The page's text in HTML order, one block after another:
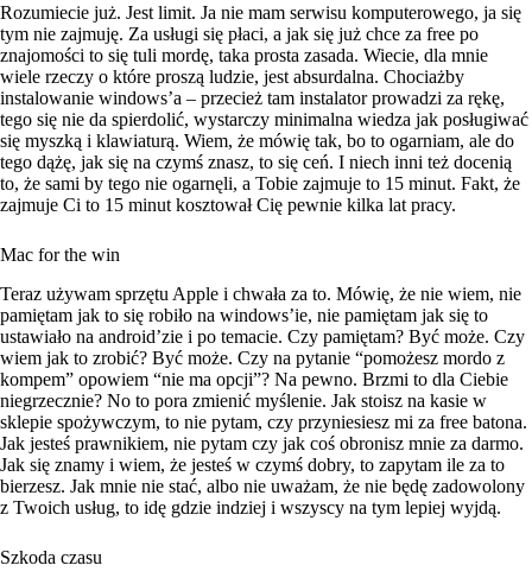
Rozumiecie już. Jest limit. Ja nie mam serwisu komputerowego, ja się
tym nie zajmuję. Za usługi się płaci, a jak się już chce za free po
znajomości to się tuli mordę, taka prosta zasada. Wiecie, dla mnie
wiele rzeczy o które proszą ludzie, jest absurdalna. Chociażby
instalowanie windows’a – przecież tam instalator prowadzi za rękę,
tego się nie da spierdolić, wystarczy minimalna wiedza jak posługiwać
się myszką i klawiaturą. Wiem, że mówię tak, bo to ogarniam, ale do
tego dążę, jak się na czymś znasz, to się ceń. I niech inni też docenią
to, że sami by tego nie ogarnęli, a Tobie zajmuje to 15 minut. Fakt, że
zajmuje Ci to 15 minut kosztował Cię pewnie kilka lat pracy.
Mac for the win
Teraz używam sprzętu Apple i chwała za to. Mówię, że nie wiem, nie
pamiętam jak to się robiło na windows’ie, nie pamiętam jak się to
ustawiało na android’zie i po temacie. Czy pamiętam? Być może. Czy
wiem jak to zrobić? Być może. Czy na pytanie “pomożesz mordo z
kompem” opowiem “nie ma opcji”? Na pewno. Brzmi to dla Ciebie
niegrzecznie? No to pora zmienić myślenie. Jak stoisz na kasie w
sklepie spożywczym, to nie pytam, czy przyniesiesz mi za free batona.
Jak jesteś prawnikiem, nie pytam czy jak coś obronisz mnie za darmo.
Jak się znamy i wiem, że jesteś w czymś dobry, to zapytam ile za to
bierzesz. Jak mnie nie stać, albo nie uważam, że nie będę zadowolony
z Twoich usług, to idę gdzie indziej i wszyscy na tym lepiej wyjdą.
Szkoda czasu